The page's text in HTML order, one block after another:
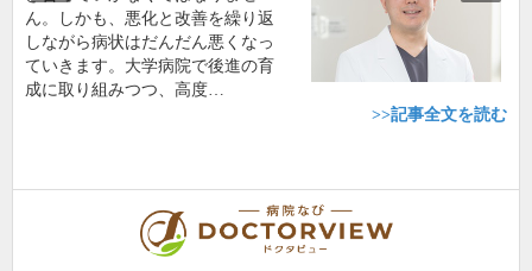
ん。しかも、悪化と改善を繰り返
しながら病状はだんだん悪くなっ
ていきます。大学病院で後進の育
成に取り組みつつ、高度…
>>記事全文を読む